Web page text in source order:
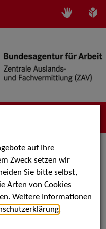
als PDF speichern
auf Ihre
Zweck setzen wir
Sie bitte selbst,
Arten von Cookies
Weitere Informationen